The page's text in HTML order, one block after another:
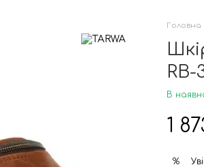
Головна
RB-
В
1
%